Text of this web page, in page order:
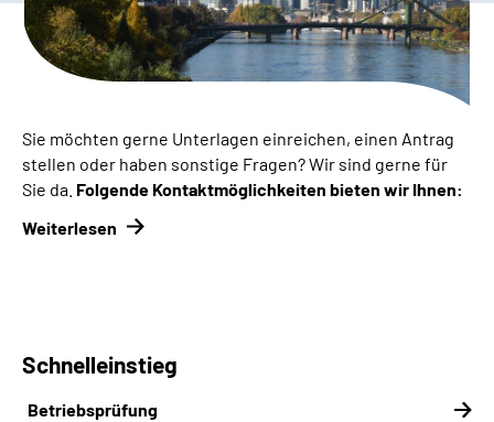
Inhalte in Gebärdensprache (DGS)
Leichte Sprache
Suche
Sie möchten gerne Unterlagen einreichen, einen Antrag
stellen oder haben sonstige Fragen? Wir sind gerne für
Sie da. Folgende Kontaktmöglichkeiten bieten wir Ihnen:
Weiterlesen
Schnelleinstieg
Betriebsprüfung